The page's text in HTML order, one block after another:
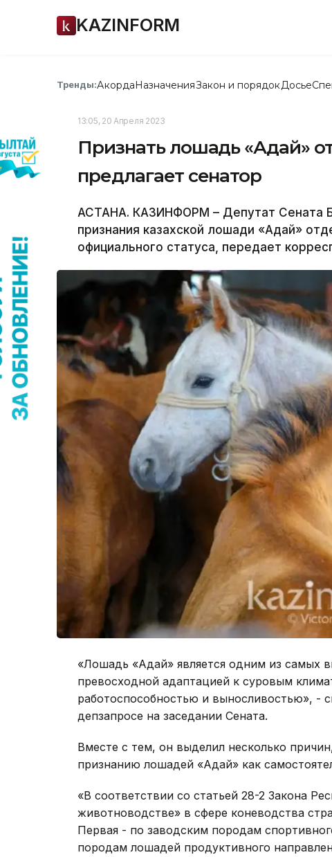
KAZINFORM
Тренды:АкордаНазначенияЗакон и порядок Досье
13:05, 20 Апреля 2023
Признать лошадь «Адай»
предлагает сенатор
АСТАНА. КАЗИНФОРМ – Депутат Сената
признания казахской лошади «Адай»
официального статуса, передает
«Лошадь «Адай» является одним из самых
превосходной адаптацией к суровым
работоспособностью и выносливостью», -
депзапросе на заседании Сената.
Вместе с тем, он выделил несколько
признанию лошадей «Адай» как
«В соответствии со статьей 28-2 Закона
животноводстве» в сфере коневодства
Первая - по заводским породам
породам лошадей продуктивного